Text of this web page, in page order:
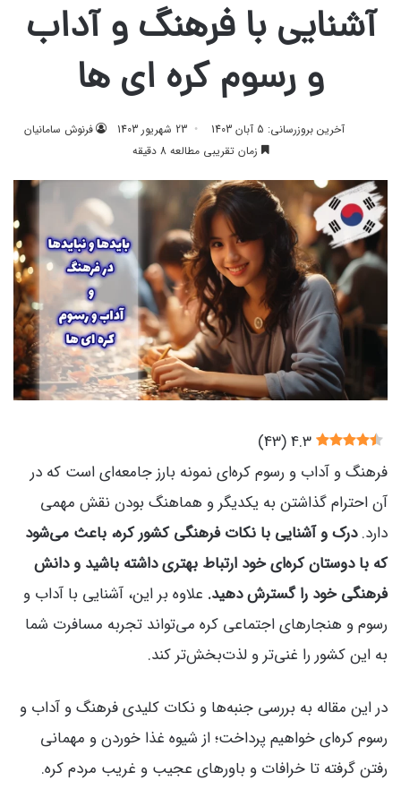
آشنایی با فرهنگ و آداب
و رسوم کره ای ها
فرنوش سامانیان 23 شهریور 1403
آخرین بروزرسانی: 5 آبان 1403
زمان تقریبی مطالعه 8 دقیقه
4.3
(
43
)
فرهنگ و آداب و رسوم کره‌ای نمونه بارز جامعه‌ای است که در
آن احترام گذاشتن به یکدیگر و هماهنگ بودن نقش‌ مهمی
دارد.درک و آشنایی با نکات فرهنگی کشور کره، باعث می‌شود
که با دوستان کره‌ای خود ارتباط بهتری داشته باشید و دانش
فرهنگی خود را گسترش دهید. علاوه بر این، آشنایی با آداب و
رسوم و هنجارهای اجتماعی کره‌ می‌تواند تجربه مسافرت شما
به این کشور را غنی‌تر و لذت‌بخش‌تر کند.
در این مقاله به بررسی جنبه‌ها و نکات کلیدی فرهنگ و آداب و
رسوم کره‌ای خواهیم پرداخت؛ از شیوه‌ غذا خوردن و مهمانی
رفتن گرفته تا خرافات و باورهای عجیب و غریب مردم کره.